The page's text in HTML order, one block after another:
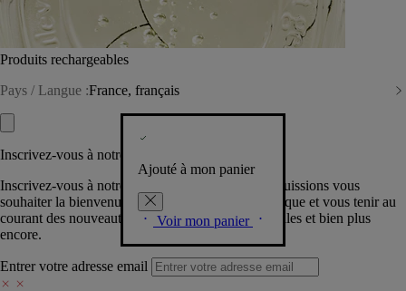
Produits rechargeables
Pays / Langue :France, français
Ajouté à mon panier
Voir mon panier
Inscrivez-vous à notre Newsletter
Inscrivez-vous à notre newsletter pour que nous puissions vous
souhaiter la bienvenue dans la communauté Diptyque et vous tenir au
courant des nouveautés, événements, offres spéciales et bien plus
encore.
Entrer votre adresse email